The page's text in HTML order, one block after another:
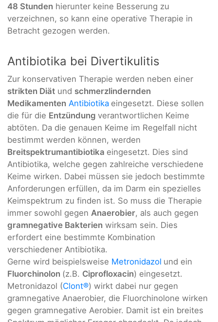
48 Stunden hierunter keine Besserung zu
verzeichnen, so kann eine operative Therapie in
Betracht gezogen werden.
Antibiotika bei Divertikulitis
Zur konservativen Therapie werden neben einer
strikten Diät und schmerzlindernden
Medikamenten Antibiotika eingesetzt. Diese sollen
die für die Entzündung verantwortlichen Keime
abtöten. Da die genauen Keime im Regelfall nicht
bestimmt werden können, werden
Breitspektrumantibiotika eingesetzt. Dies sind
Antibiotika, welche gegen zahlreiche verschiedene
Keime wirken. Dabei müssen sie jedoch bestimmte
Anforderungen erfüllen, da im Darm ein spezielles
Keimspektrum zu finden ist. So muss die Therapie
immer sowohl gegen Anaerobier, als auch gegen
gramnegative Bakterien wirksam sein. Dies
erfordert eine bestimmte Kombination
verschiedener Antibiotika.
Gerne wird beispielsweise Metronidazol und ein
Fluorchinolon (z.B. Ciprofloxacin) eingesetzt.
Metronidazol (Clont®) wirkt dabei nur gegen
gramnegative Anaerobier, die Fluorchinolone wirken
gegen gramnegative Aerobier. Damit ist ein breites